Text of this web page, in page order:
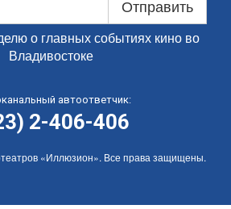
Отправить
о главных событиях кино во
Владивостоке
автоответчик:
2-406-406
«Иллюзион». Все права защищены.